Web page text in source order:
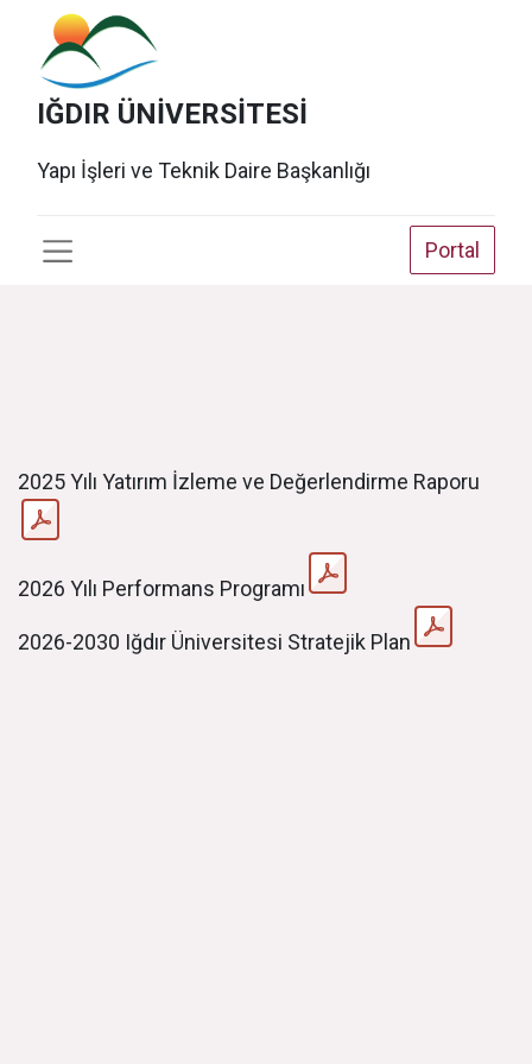
IĞDIR ÜNİVERSİTESİ
Yapı İşleri ve Teknik Daire Başkanlığı
Portal
2025 Yılı Yatırım İzleme ve Değerlendirme Raporu
2026 Yılı Performans Programı
2026-2030 Iğdır Üniversitesi Stratejik Plan